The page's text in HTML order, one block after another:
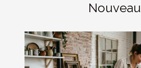
Nouveau